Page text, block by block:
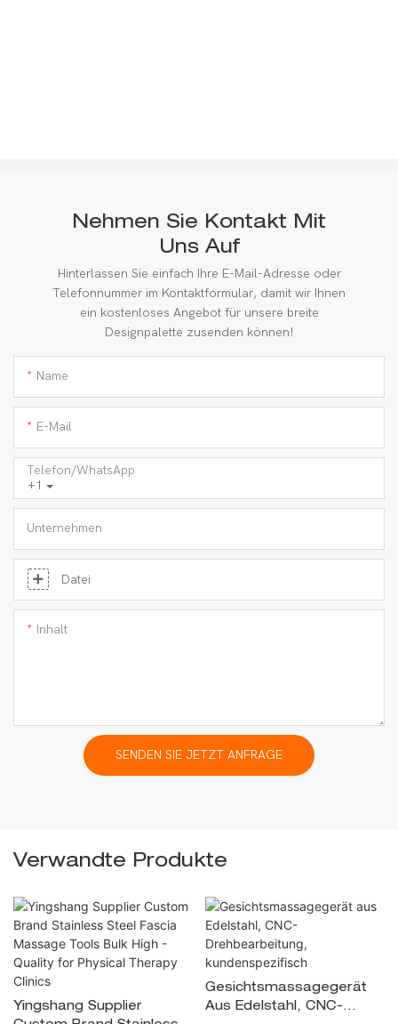
Nehmen Sie Kontakt Mit
Uns Auf
Hinterlassen Sie einfach Ihre E-Mail-Adresse oder
Telefonnummer im Kontaktformular, damit wir Ihnen
ein kostenloses Angebot für unsere breite
Designpalette zusenden können!
Name
E-Mail
+1
Telefon/WhatsApp
Unternehmen
Datei
Inhalt
SENDEN SIE JETZT ANFRAGE
Verwandte Produkte
Yingshang Supplier
Gesichtsmassagegerät
Aus Edelstahl, CNC-